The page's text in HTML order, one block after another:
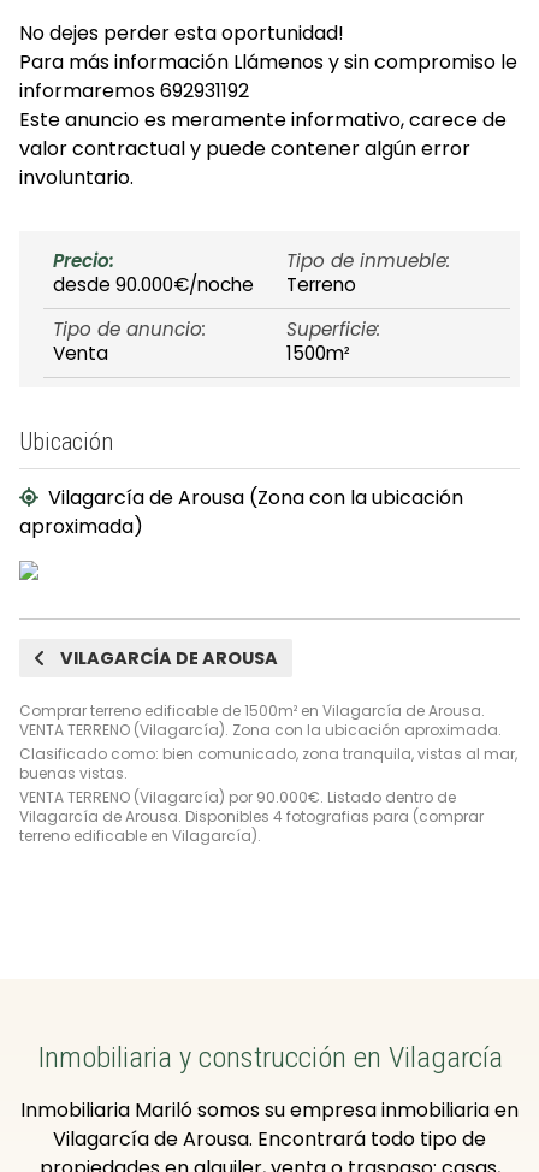
No dejes perder esta oportunidad!
Para más información Llámenos y sin compromiso le
informaremos 692931192
Este anuncio es meramente informativo, carece de
valor contractual y puede contener algún error
involuntario.
Precio:
desde 90.000€/noche
Tipo de inmueble:
Terreno
Tipo de anuncio:
Venta
Superficie:
1500m²
Ubicación
Vilagarcía de Arousa (Zona con la ubicación
aproximada)
VILAGARCÍA DE AROUSA
Comprar terreno edificable de 1500m² en Vilagarcía de Arousa.
VENTA TERRENO (Vilagarcía). Zona con la ubicación aproximada.
Clasificado como: bien comunicado, zona tranquila, vistas al mar,
buenas vistas.
VENTA TERRENO (Vilagarcía) por 90.000€. Listado dentro de
Vilagarcía de Arousa. Disponibles 4 fotografias para (comprar
terreno edificable en Vilagarcía).
Inmobiliaria y construcción en Vilagarcía
Inmobiliaria Mariló somos su empresa inmobiliaria en
Vilagarcía de Arousa. Encontrará todo tipo de